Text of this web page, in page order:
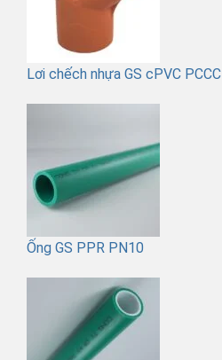
Lơi chếch nhựa GS cPVC PCCC
Ống GS PPR PN10